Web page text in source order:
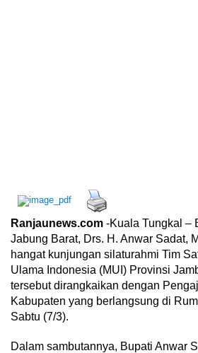
Ranjaunews.com -Kuala Tungkal –
Jabung Barat, Drs. H. Anwar Sadat,
hangat kunjungan silaturahmi Tim
Ulama Indonesia (MUI) Provinsi
tersebut dirangkaikan dengan
Kabupaten yang berlangsung di
Sabtu (7/3).
Dalam sambutannya, Bupati Anwar